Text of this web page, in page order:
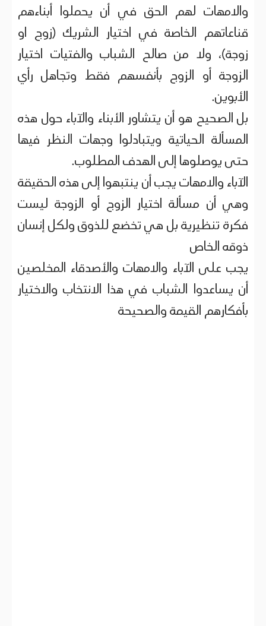
والامهات لهم الحق في أن يحملوا أبناءهم
قناعاتهم الخاصة في اختيار الشريك (زوج او
زوجة)، ولا من صالح الشباب والفتيات اختيار
الزوجة أو الزوج بأنفسهم فقط وتجاهل رأي
الأبوين.
بل الصحيح هو أن يتشاور الأبناء والآباء حول هذه
المسألة الحياتية ويتبادلوا وجهات النظر فيها
حتى يوصلوها إلى الهدف المطلوب.
الآباء والامهات يجب أن ينتبهوا إلى هذه الحقيقة
وهي أن مسألة اختيار الزوج أو الزوجة ليست
فكرة تنظيرية بل هي تخضع للذوق ولكل إنسان
ذوقه الخاص
يجب على الآباء والامهات والأصدقاء المخلصين
أن يساعدوا الشباب في هذا الانتخاب والاختيار
بأفكارهم القيمة والصحيحة